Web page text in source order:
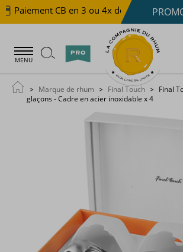
Paiement CB en 3 ou 4x dès 100 €
MENU
Marque de rhum Final Touch
Final
glaçons - Cadre en acier inoxidable x 4